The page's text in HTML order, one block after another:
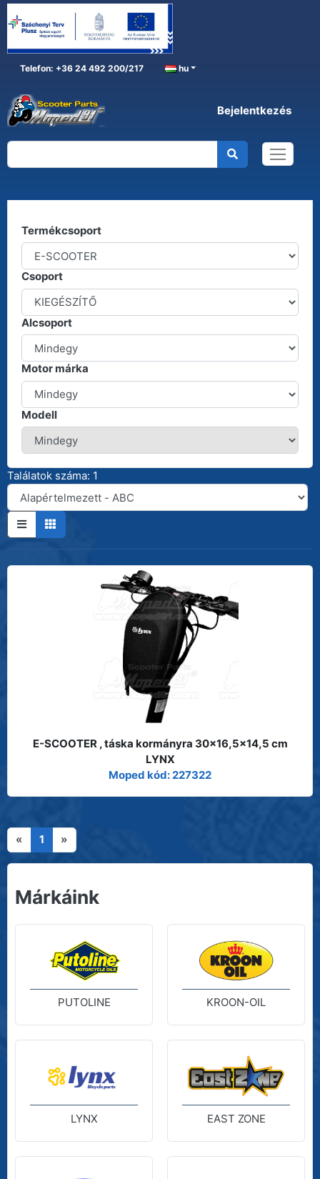
Telefon: +36 24 492 200/217 hu
Bejelentkezés
E-SCOOTER
Termékcsoport
Csoport
Alcsoport
Motor márka
Modell
Találatok száma: 1
E-SCOOTER , táska kormányra 30x16,5x14,5 cm
LYNX
Moped kód: 227322
« 1 »
Márkáink
PUTOLINE KROON-OIL
LYNX EAST ZONE